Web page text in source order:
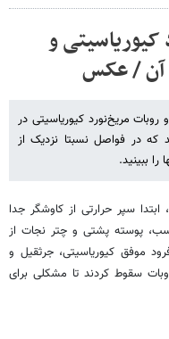
کیوریاسیتی و
آن / عکس
مریخ‌نورد کیوریاسیتی در
که در فواصل نسبتا نزدیک از
را ببینید.
سپر حرارتی از کاوشگر جدا
پوسته پشتی و چتر نجات از
موفق کیوریاسیتی، جرثقیل و
سقوط کردند تا مشکلی برای